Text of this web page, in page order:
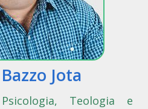
Jota
Teologia e